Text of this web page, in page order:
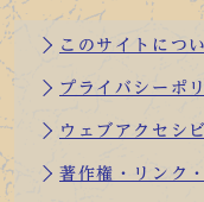
このサイトにつ
プライバシーポ
ウェブアクセシ
著作権・リンク